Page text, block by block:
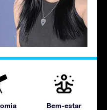
Bem-estar